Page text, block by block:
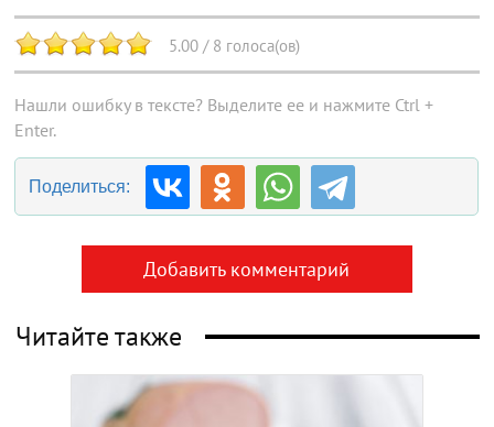
5.00 / 8 голоса(ов)
Нашли ошибку в тексте? Выделите ее и нажмите Ctrl +
Enter.
Поделиться:
Добавить комментарий
Читайте также